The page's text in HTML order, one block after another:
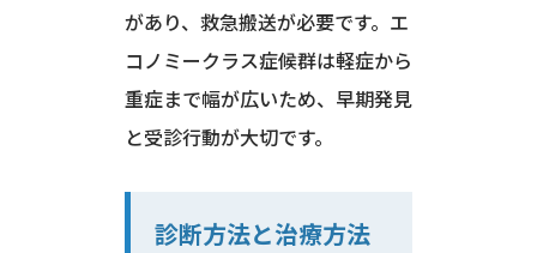
があり、救急搬送が必要です。エ
コノミークラス症候群は軽症から
重症まで幅が広いため、早期発見
と受診行動が大切です。
診断方法と治療方法